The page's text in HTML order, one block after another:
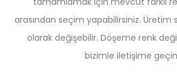
arasından seçim yapabilirsiniz. Üretim
olarak değişebilir. Döşeme renk
bizimle iletişime